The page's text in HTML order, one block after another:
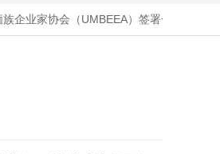
企业家协会（UMBEEA）签署合作谅解备忘